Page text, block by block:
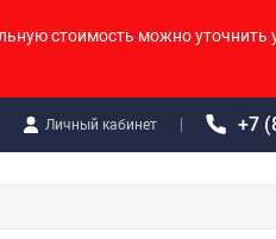
стоимость можно
Личный кабинет +7